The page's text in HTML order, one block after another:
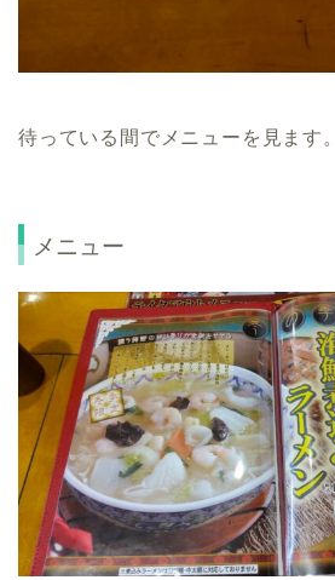
待っている間でメニューを見ます。
メニュー